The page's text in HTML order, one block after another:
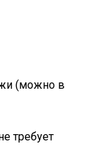
(можно в
требует